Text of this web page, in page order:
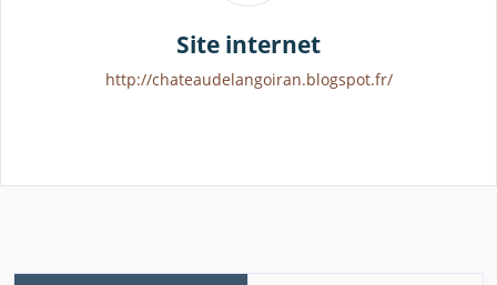
Site internet
http://chateaudelangoiran.blogspot.fr/